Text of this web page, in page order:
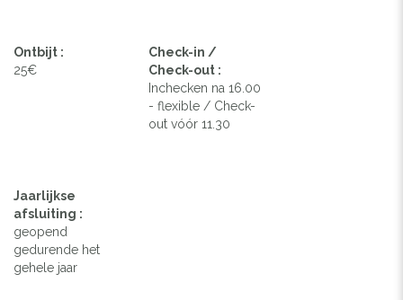
Ontbijt :
25€
Check-in /
Check-out :
Inchecken na 16.00
- flexible / Check-
out vóór 11.30
Jaarlijkse
afsluiting :
geopend
gedurende het
gehele jaar